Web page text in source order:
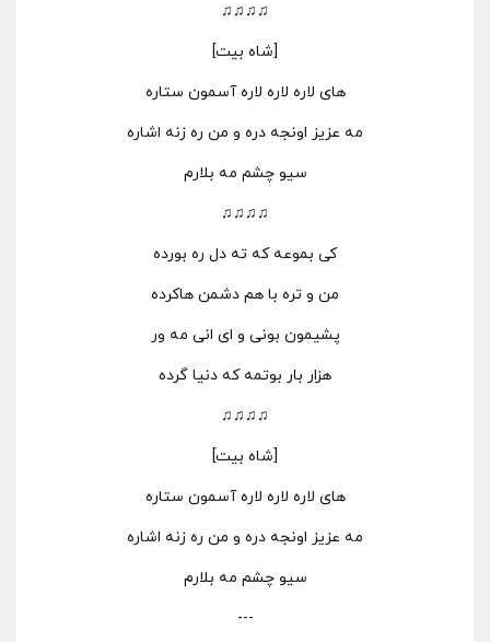
♫♫♫♫
[شاه بیت]
های لاره لاره لاره آسمون ستاره
مه عزیز اونجه دره و من ره زنه اشاره
سیو چشم مه بلارم
♫♫♫♫
کی بموعه که ته دل ره بورده
من و تره با هم دشمن هاکرده
پشیمون بونی و ای انی مه ور
هزار بار بوتمه که دنیا گرده
♫♫♫♫
[شاه بیت]
های لاره لاره لاره آسمون ستاره
مه عزیز اونجه دره و من ره زنه اشاره
سیو چشم مه بلارم
---